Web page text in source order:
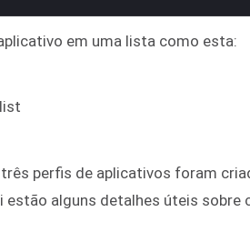
em uma lista como esta:
perfis de aplicativos foram
estão alguns detalhes úteis sobre